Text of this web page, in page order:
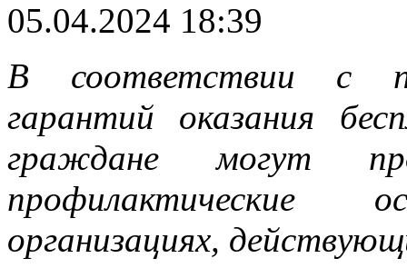
05.04.2024 18:39
В соответствии с
гарантий оказания
граждане могут
организациях,